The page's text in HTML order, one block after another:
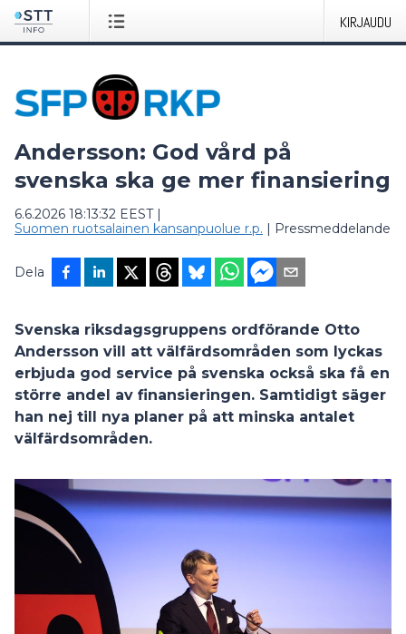
KIRJAUDU
Andersson: God vård på
svenska ska ge mer finansiering
6.6.2026 18:13:32 EEST|
Suomen ruotsalainen kansanpuolue r.p. | Pressmeddelande
Dela
Svenska riksdagsgruppens ordförande Otto
Andersson vill att välfärdsområden som lyckas
erbjuda god service på svenska också ska få en
större andel av finansieringen. Samtidigt säger
han nej till nya planer på att minska antalet
välfärdsområden.